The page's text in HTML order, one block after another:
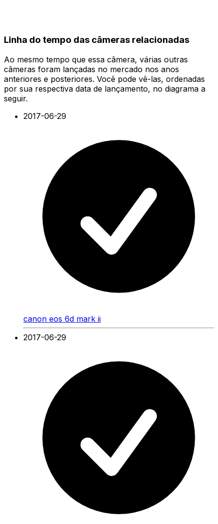
Linha do tempo das câmeras relacionadas
Ao mesmo tempo que essa câmera, várias outras
câmeras foram lançadas no mercado nos anos
anteriores e posteriores. Você pode vê-las, ordenadas
por sua respectiva data de lançamento, no diagrama a
seguir.
2017-06-29
canon eos 6d mark ii
2017-06-29